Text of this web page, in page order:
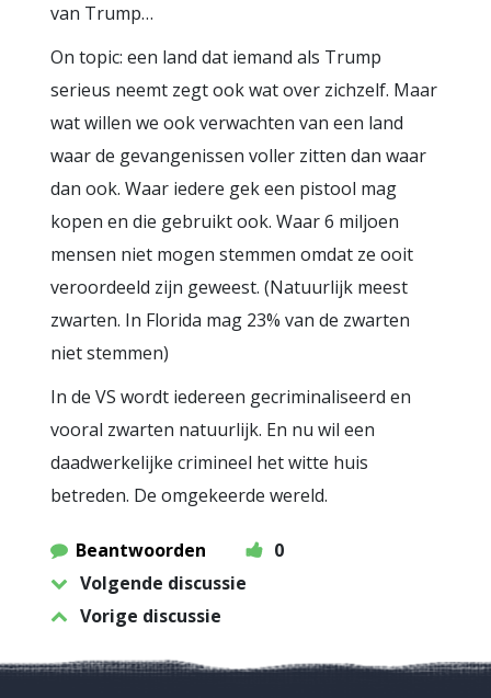
van Trump…
On topic: een land dat iemand als Trump
serieus neemt zegt ook wat over zichzelf. Maar
wat willen we ook verwachten van een land
waar de gevangenissen voller zitten dan waar
dan ook. Waar iedere gek een pistool mag
kopen en die gebruikt ook. Waar 6 miljoen
mensen niet mogen stemmen omdat ze ooit
veroordeeld zijn geweest. (Natuurlijk meest
zwarten. In Florida mag 23% van de zwarten
niet stemmen)
In de VS wordt iedereen gecriminaliseerd en
vooral zwarten natuurlijk. En nu wil een
daadwerkelijke crimineel het witte huis
betreden. De omgekeerde wereld.
Beantwoorden
0
Volgende discussie
Vorige discussie